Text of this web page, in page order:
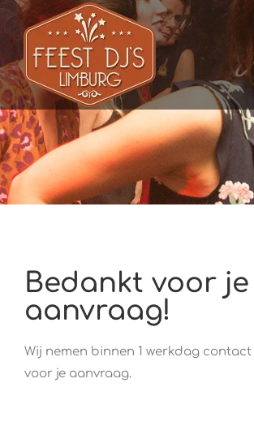
Bedankt voor je
aanvraag!
Wij nemen binnen 1 werkdag contact
voor je aanvraag.